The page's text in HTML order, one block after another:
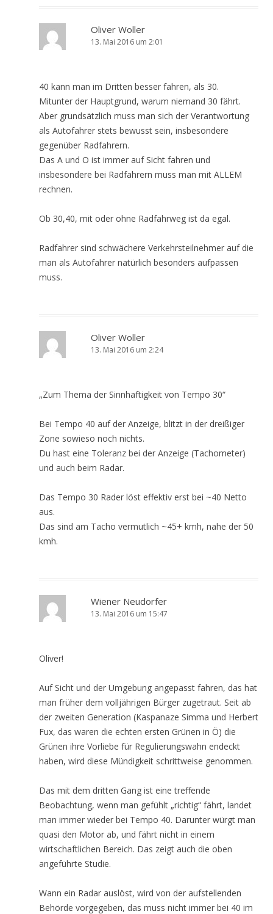
Oliver Woller
13. Mai 2016 um 2:01
40 kann man im Dritten besser fahren, als 30.
Mitunter der Hauptgrund, warum niemand 30 fährt.
Aber grundsätzlich muss man sich der Verantwortung
als Autofahrer stets bewusst sein, insbesondere
gegenüber Radfahrern.
Das A und O ist immer auf Sicht fahren und
insbesondere bei Radfahrern muss man mit ALLEM
rechnen.
Ob 30,40, mit oder ohne Radfahrweg ist da egal.
Radfahrer sind schwächere Verkehrsteilnehmer auf die
man als Autofahrer natürlich besonders aufpassen
muss.
Oliver Woller
13. Mai 2016 um 2:24
„Zum Thema der Sinnhaftigkeit von Tempo 30“
Bei Tempo 40 auf der Anzeige, blitzt in der dreißiger
Zone sowieso noch nichts.
Du hast eine Toleranz bei der Anzeige (Tachometer)
und auch beim Radar.
Das Tempo 30 Rader löst effektiv erst bei ~40 Netto
aus.
Das sind am Tacho vermutlich ~45+ kmh, nahe der 50
kmh.
Wiener Neudorfer
13. Mai 2016 um 15:47
Oliver!
Auf Sicht und der Umgebung angepasst fahren, das hat
man früher dem volljährigen Bürger zugetraut. Seit ab
der zweiten Generation (Kaspanaze Simma und Herbert
Fux, das waren die echten ersten Grünen in Ö) die
Grünen ihre Vorliebe für Regulierungswahn endeckt
haben, wird diese Mündigkeit schrittweise genommen.
Das mit dem dritten Gang ist eine treffende
Beobachtung, wenn man gefühlt „richtig“ fährt, landet
man immer wieder bei Tempo 40. Darunter würgt man
quasi den Motor ab, und fährt nicht in einem
wirtschaftlichen Bereich. Das zeigt auch die oben
angeführte Studie.
Wann ein Radar auslöst, wird von der aufstellenden
Behörde vorgegeben, das muss nicht immer bei 40 im